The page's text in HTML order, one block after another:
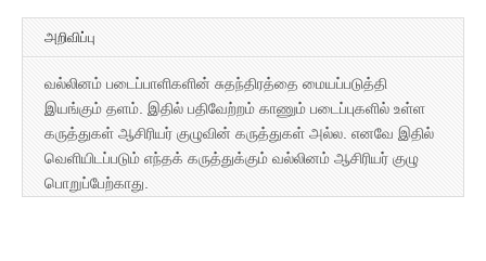
அறிவிப்பு
வல்லினம் படைப்பாளிகளின் சுதந்திரத்தை மையப்படுத்தி
இயங்கும் தளம். இதில் பதிவேற்றம் காணும் படைப்புகளில் உள்ள
கருத்துகள் ஆசிரியர் குழுவின் கருத்துகள் அல்ல. எனவே இதில்
வெளியிடப்படும் எந்தக் கருத்துக்கும் வல்லினம் ஆசிரியர் குழு
பொறுப்பேற்காது.